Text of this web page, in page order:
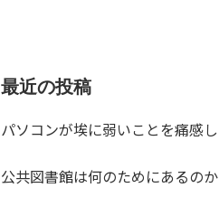
最近の投稿
パソコンが埃に弱いことを痛感
公共図書館は何のためにあるのか